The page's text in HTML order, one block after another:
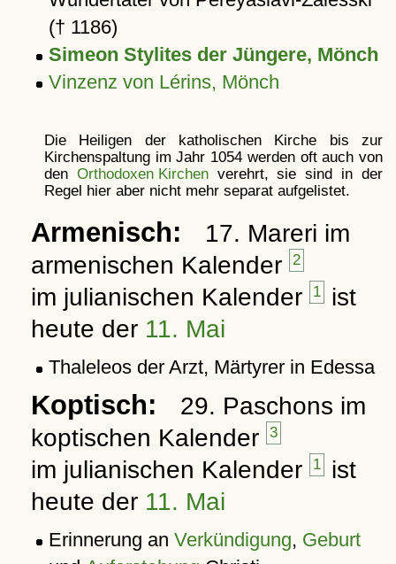
(† 1186)
Simeon Stylites der Jüngere, Mönch
Vinzenz von Lérins, Mönch
Die Heiligen der katholischen Kirche bis zur
Kirchenspaltung im Jahr 1054 werden oft auch von
den Orthodoxen Kirchenverehrt, sie sind in der
Regel hier aber nicht mehr separat aufgelistet.
Armenisch:
17. Mareri im
armenischen Kalender
2
im julianischen Kalender 1 ist
heute der 11. Mai
Thaleleos der Arzt, Märtyrer in Edessa
Koptisch:
29. Paschons im
koptischen Kalender
3
im julianischen Kalender 1 ist
heute der 11. Mai
Erinnerung an Verkündigung, Geburt